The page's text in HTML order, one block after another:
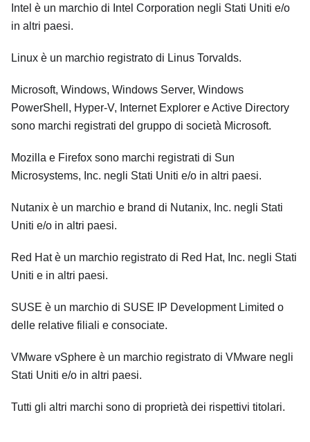
Intel è un marchio di Intel Corporation negli Stati Uniti e/o
in altri paesi.
Linux è un marchio registrato di Linus Torvalds.
Microsoft, Windows, Windows Server, Windows
PowerShell, Hyper-V, Internet Explorer e Active Directory
sono marchi registrati del gruppo di società Microsoft.
Mozilla e Firefox sono marchi registrati di Sun
Microsystems, Inc. negli Stati Uniti e/o in altri paesi.
Nutanix è un marchio e brand di Nutanix, Inc. negli Stati
Uniti e/o in altri paesi.
Red Hat è un marchio registrato di Red Hat, Inc. negli Stati
Uniti e in altri paesi.
SUSE è un marchio di SUSE IP Development Limited o
delle relative filiali e consociate.
VMware vSphere è un marchio registrato di VMware negli
Stati Uniti e/o in altri paesi.
Tutti gli altri marchi sono di proprietà dei rispettivi titolari.